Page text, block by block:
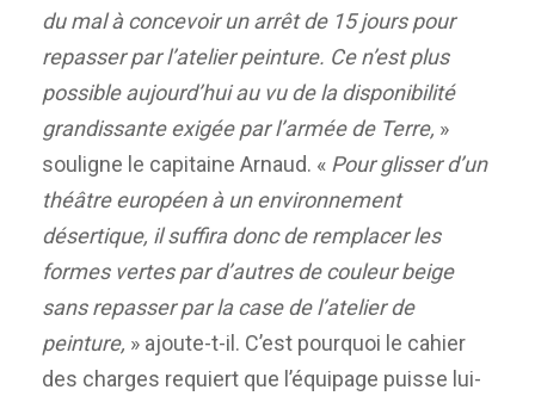
du mal à concevoir un arrêt de 15 jours pour
repasser par l’atelier peinture. Ce n’est plus
possible aujourd’hui au vu de la disponibilité
grandissante exigée par l’armée de Terre, »
souligne le capitaine Arnaud. « Pour glisser d’un
théâtre européen à un environnement
désertique, il suffira donc de remplacer les
formes vertes par d’autres de couleur beige
sans repasser par la case de l’atelier de
peinture, » ajoute-t-il. C’est pourquoi le cahier
des charges requiert que l’équipage puisse lui-